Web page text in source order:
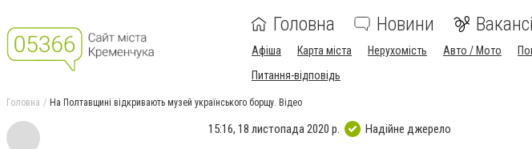
Головна Новини
Афіша Карта міста Нерухомість Авто / Мото
Питання-відповідь
Головна На Полтавщині відкривають музей українського борщу. Відео
15:16, 18 листопада 2020 р. Надійне джерело